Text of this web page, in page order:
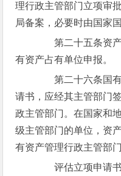
理行政主管部门立项审
局备案，必要时由国家
第二十五条资产
有资产占有单位申报。
第二十六条国有
请书，应经其主管部门
政主管部门。在国家和
级主管部门的单位，资
有资产管理行政主管部门
评估立项申请书